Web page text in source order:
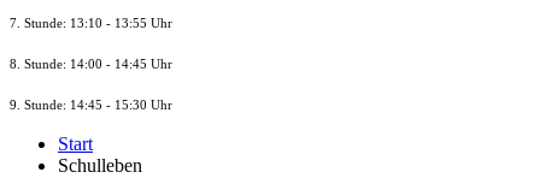
7. Stunde: 13:10 - 13:55 Uhr
8. Stunde: 14:00 - 14:45 Uhr
9. Stunde: 14:45 - 15:30 Uhr
Start
Schulleben